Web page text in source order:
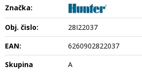
Značka:
Obj. čislo:
28I22037
EAN:
6260902822037
Skupina
A